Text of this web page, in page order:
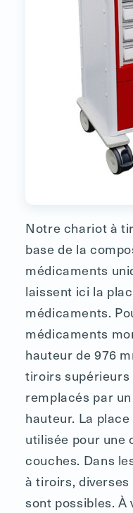
Notre chariot à
base de la
médicaments
laissent ici la
médicaments.
médicaments
hauteur de 976
tiroirs supérieurs
remplacés par
hauteur. La
utilisée pour une
couches. Dans
à tiroirs,
sont possibles. À